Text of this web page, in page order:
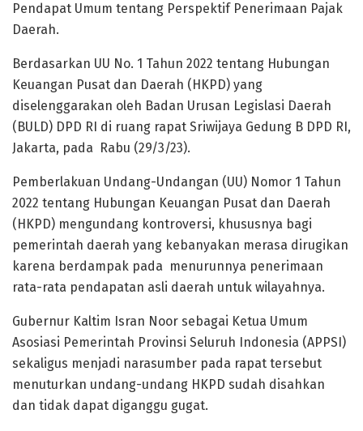
Pendapat Umum tentang Perspektif Penerimaan Pajak
Daerah.
Berdasarkan UU No. 1 Tahun 2022 tentang Hubungan
Keuangan Pusat dan Daerah (HKPD) yang
diselenggarakan oleh Badan Urusan Legislasi Daerah
(BULD) DPD RI di ruang rapat Sriwijaya Gedung B DPD RI,
Jakarta, pada Rabu (29/3/23).
Pemberlakuan Undang-Undangan (UU) Nomor 1 Tahun
2022 tentang Hubungan Keuangan Pusat dan Daerah
(HKPD) mengundang kontroversi, khususnya bagi
pemerintah daerah yang kebanyakan merasa dirugikan
karena berdampak pada menurunnya penerimaan
rata-rata pendapatan asli daerah untuk wilayahnya.
Gubernur Kaltim Isran Noor sebagai Ketua Umum
Asosiasi Pemerintah Provinsi Seluruh Indonesia (APPSI)
sekaligus menjadi narasumber pada rapat tersebut
menuturkan undang-undang HKPD sudah disahkan
dan tidak dapat diganggu gugat.